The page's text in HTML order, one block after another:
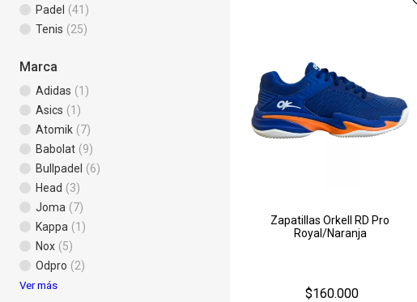
Padel (41)
Tenis (25)
Marca
Adidas (1)
Asics (1)
Atomik (7)
Babolat (9)
Bullpadel (6)
Head (3)
Joma (7)
Kappa (1)
Nox (5)
Odpro (2)
Ver más
Zapatillas Orkell RD Pro
Royal/Naranja
$160.000